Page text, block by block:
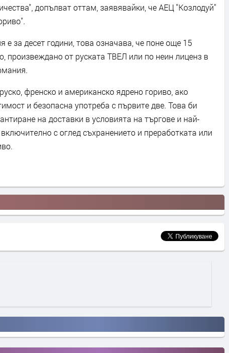
допълват оттам, заявявайки, че АЕЦ "Козлодуй"
за десет години, това означава, че поне още 15
произвеждано от руската ТВЕЛ или по неин лиценз в
френско и американско ядрено гориво, ако
и безопасна употреба с първите две. Това би
на доставки в условията на търгове и най-
с оглед съхранението и преработката или